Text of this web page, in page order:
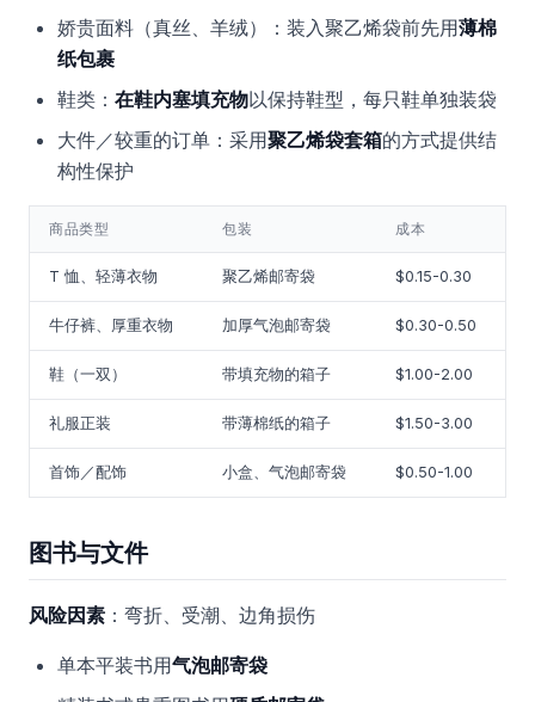
娇贵面料（真丝、羊绒）：装入聚乙烯袋前先用薄棉
纸包裹
鞋类： 在鞋内塞填充物以保持鞋型，每只鞋单独装袋
大件／较重的订单：采用聚乙烯袋套箱的方式提供结
构性保护
商品类型 包装 成本
T 恤、轻薄衣物 聚乙烯邮寄袋 $0.15-0.30
牛仔裤、厚重衣物 加厚气泡邮寄袋 $0.30-0.50
鞋（一双） 带填充物的箱子 $1.00-2.00
礼服正装 带薄棉纸的箱子 $1.50-3.00
首饰／配饰 小盒、气泡邮寄袋 $0.50-1.00
图书与文件
风险因素 ：弯折、受潮、边角损伤
单本平装书用气泡邮寄袋